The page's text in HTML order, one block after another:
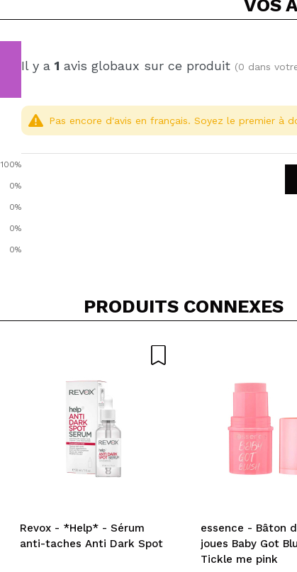
VOS
100%
0%
0%
0%
0%
Il y a 1 avis globaux sur ce produit (0 dans
ENVOYER
Pas encore d'avis en français. Soyez le premier à
PRODUITS CONNEXES
Revox - *Help* - Sérum
anti-taches Anti Dark Spot
essence - Bâton
joues Baby Got
Tickle me pink